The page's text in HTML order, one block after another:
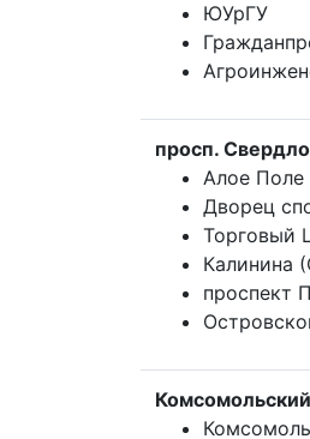
ЮУрГУ
просп.
Алое Поле
Дворец
Торговый
Калинина
проспект